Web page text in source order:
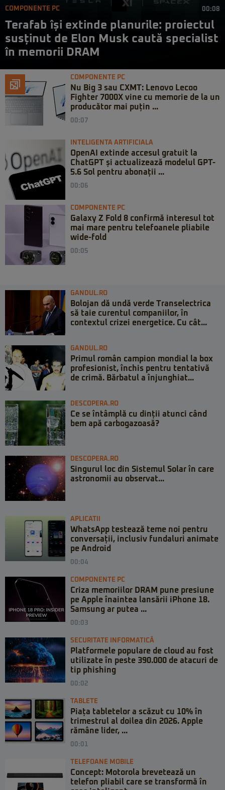
COMPONENTE PC 00:08
Terafab își extinde planurile: proiectul
susținut de Elon Musk caută specialist
în memorii DRAM
COMPONENTE PC
Nu Big 3 sau CXMT: Lenovo Lecoo
Fighter 7000X vine cu memorie de la un
producător mai puțin ...
00:07
INTELIGENTA ARTIFICIALA
OpenAI extinde accesul gratuit la
ChatGPT și actualizează modelul GPT-
5.6 Sol pentru abonații ...
00:06
COMPONENTE PC
Galaxy Z Fold 8 confirmă interesul tot
mai mare pentru telefoanele pliabile
wide-fold
00:05
GANDUL.RO
Bolojan dă undă verde Transelectrica
să taie curentul companiilor, în
contextul crizei energetice. Cu cât...
GANDUL.RO
Primul român campion mondial la box
profesionist, închis pentru tentativă
de crimă. Bărbatul a înjunghiat...
DESCOPERA.RO
Ce se întâmplă cu dinții atunci când
bem apă carbogazoasă?
DESCOPERA.RO
Singurul loc din Sistemul Solar în care
astronomii au observat...
APLICATII
WhatsApp testează teme noi pentru
conversații, inclusiv fundaluri animate
pe Android
00:04
COMPONENTE PC
Criza memoriilor DRAM pune presiune
pe Apple înaintea lansării iPhone 18.
Samsung ar putea ...
00:03
SECURITATE INFORMATICĂ
Platformele populare de cloud au fost
utilizate în peste 390.000 de atacuri de
tip phishing
00:02
TABLETE
Piața tabletelor a scăzut cu 10% în
trimestrul al doilea din 2026. Apple
rămâne lider, ...
00:01
TELEFOANE MOBILE
Concept: Motorola brevetează un
telefon pliabil care se transformă în